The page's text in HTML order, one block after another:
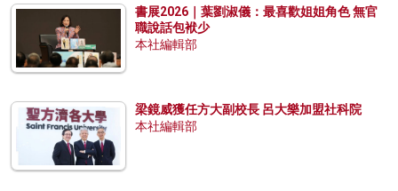
書展2026｜葉劉淑儀：最喜歡姐姐角色 無官
職說話包袱少
本社編輯部
梁鏡威獲任方大副校長 呂大樂加盟社科院
本社編輯部